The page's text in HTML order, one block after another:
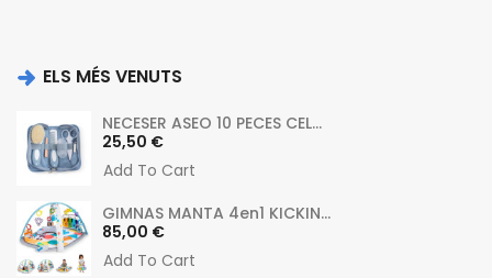
ELS MÉS VENUTS
NECESER ASEO 10 PECES CEL...
Preu
25,50 €
Add To Cart
GIMNAS MANTA 4en1 KICKIN...
Preu
85,00 €
Add To Cart